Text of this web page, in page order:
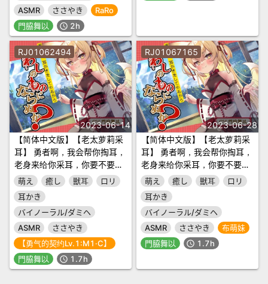
ASMR
ささやき
RaRo
門脇舞以
schedule 2h
RJ01062494
2023-06-14
【简体中文版】【老太萝莉采
耳】 勇者啊，我会帮你掏耳，
老身来给你采耳，你要不要成
为老身的东西啊？～老太萝莉
狐狸魔王·凛音～【CV.门脇舞
以】
萌え 癒し 獣耳
ロリ
耳かき
バイノーラル/ダミヘ
ASMR
ささやき
【勇气的契约Lv.1:M1·C】
門脇舞以
schedule 1.7h
RJ01067165
2023-06-28
【简体中文版】【老太萝莉采
耳】 勇者啊，我会帮你掏耳，
老身来给你采耳，你要不要成
为老身的东西啊？～老太萝莉
狐狸魔王·凛音～【CV.门脇舞
以】
萌え 癒し 獣耳
ロリ
耳かき
バイノーラル/ダミヘ
ASMR
ささやき
布萌妹
門脇舞以
schedule 1.7h